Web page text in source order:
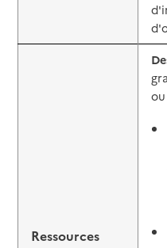
Ressources